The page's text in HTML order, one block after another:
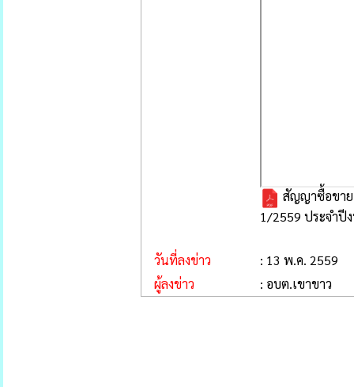
สัญญาซื้อขาย
1/2559 ประจำปี
วันที่ลงข่าว
: 13 พ.ค. 2559
ผู้ลงข่าว
: อบต.เขาขาว